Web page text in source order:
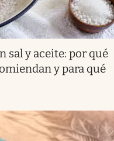
sal y aceite: por qué
y para qué